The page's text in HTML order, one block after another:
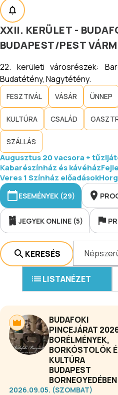
XXII. KERÜLET -
BUDAPEST/PEST
22. kerületi városrészek:
Budatétény, Nagytétény.
FESZTIVÁL VÁSÁR ÜNNEP
KULTÚRA CSALÁD
SZÁLLÁS
Augusztus 20 vacsora +
Kabarészínház és kávéház
Veres 1 Színház előadások
ESEMÉNYEK (29)
JEGYEK ONLINE (5)
KERESÉS
LISTANÉZET
BUDAFOKI
PINCEJÁRAT
BORÉLMÉNYEK,
BORKÓSTOLÓK
KULTÚRA
BUDAPEST
BORNEGYEDÉBEN
2026.09.05. (SZOMBAT)